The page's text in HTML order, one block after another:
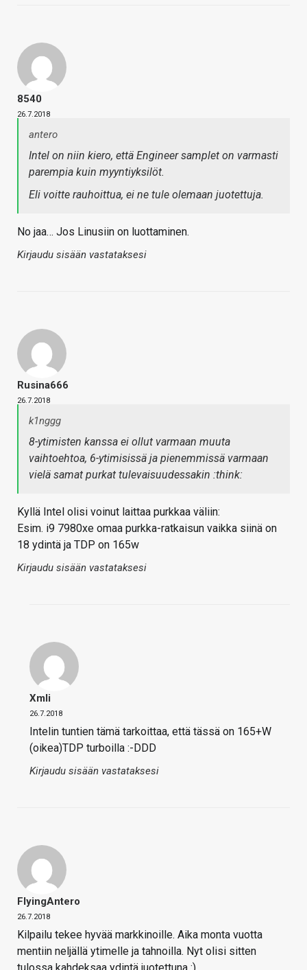
8540
26.7.2018
antero
Intel on niin kiero, että Engineer samplet on varmasti
parempia kuin myyntiyksilöt.
Eli voitte rauhoittua, ei ne tule olemaan juotettuja.
No jaa… Jos Linusiin on luottaminen.
Kirjaudu sisään vastataksesi
Rusina666
26.7.2018
k1nggg
8-ytimisten kanssa ei ollut varmaan muuta
vaihtoehtoa, 6-ytimisissä ja pienemmissä varmaan
vielä samat purkat tulevaisuudessakin :think:
Kyllä Intel olisi voinut laittaa purkkaa väliin:
Esim. i9 7980xe omaa purkka-ratkaisun vaikka siinä on
18 ydintä ja TDP on 165w
Kirjaudu sisään vastataksesi
Xmli
26.7.2018
Intelin tuntien tämä tarkoittaa, että tässä on 165+W
(oikea)TDP turboilla :-DDD
Kirjaudu sisään vastataksesi
FlyingAntero
26.7.2018
Kilpailu tekee hyvää markkinoille. Aika monta vuotta
mentiin neljällä ytimelle ja tahnoilla. Nyt olisi sitten
tulossa kahdeksaa ydintä juotettuna :).